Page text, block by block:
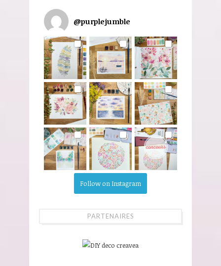
@purplejumble
Follow on Instagram
PARTENAIRES